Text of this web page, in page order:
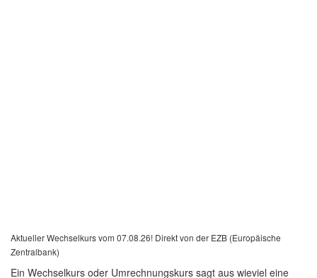
Aktueller Wechselkurs vom 07.08.26! Direkt von der EZB (Europäische
Zentralbank)
Ein Wechselkurs oder Umrechnungskurs sagt aus wieviel eine